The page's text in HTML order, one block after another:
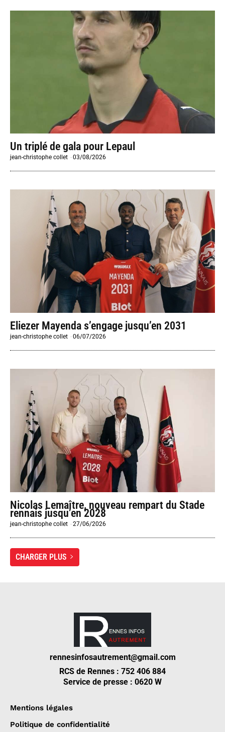
Un triplé de gala pour Lepaul
jean-christophe collet -03/08/2026
Eliezer Mayenda s’engage jusqu’en 2031
jean-christophe collet -06/07/2026
Nicolas Lemaître, nouveau rempart du Stade
rennais jusqu’en 2028
jean-christophe collet -27/06/2026
CHARGER PLUS
rennesinfosautrement@gmail.com
RCS de Rennes : 752 406 884
Service de presse : 0620 W
Mentions légales
Politique de confidentialité